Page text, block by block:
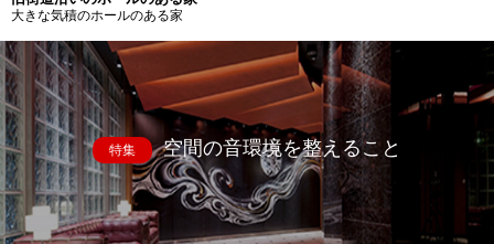
大きな気積のホールのある家
特集 空間の音環境を整えること